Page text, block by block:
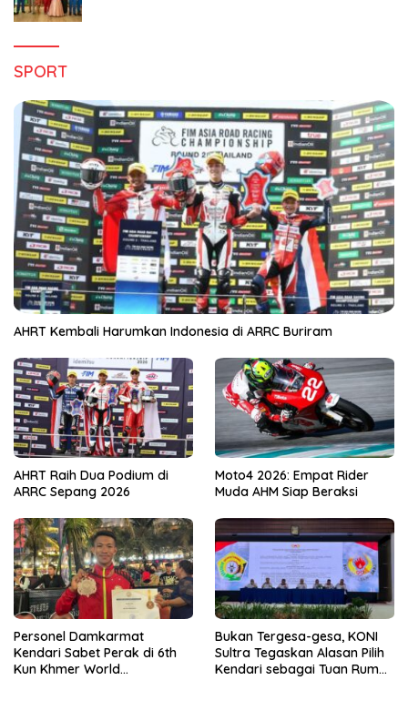
SPORT
AHRT Kembali Harumkan Indonesia di ARRC Buriram
AHRT Raih Dua Podium di
ARRC Sepang 2026
Moto4 2026: Empat Rider
Muda AHM Siap Beraksi
Personel Damkarmat
Kendari Sabet Perak di 6th
Kun Khmer World
Bukan Tergesa-gesa, KONI
Sultra Tegaskan Alasan Pilih
Kendari sebagai Tuan Rumah